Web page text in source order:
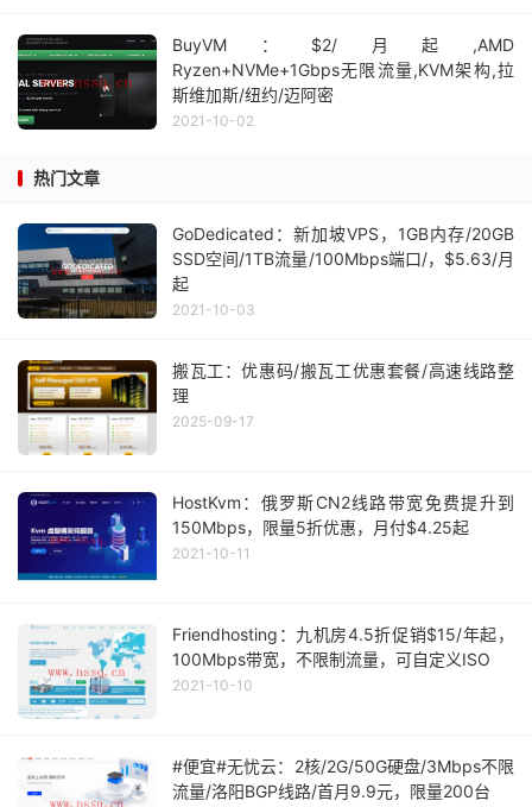
BuyVM：$2/月起,AMD
Ryzen+NVMe+1Gbps无限流量,KVM架构,拉
斯维加斯/纽约/迈阿密
2021-10-02
热门文章
GoDedicated：新加坡VPS，1GB内存/20GB
SSD空间/1TB流量/100Mbps端口/，$5.63/月
起
2021-10-03
搬瓦工：优惠码/搬瓦工优惠套餐/高速线路整
理
2025-09-17
HostKvm：俄罗斯CN2线路带宽免费提升到
150Mbps，限量5折优惠，月付$4.25起
2021-10-11
Friendhosting：九机房4.5折促销$15/年起，
100Mbps带宽，不限制流量，可自定义ISO
2021-10-10
#便宜#无忧云：2核/2G/50G硬盘/3Mbps不限
流量/洛阳BGP线路/首月9.9元，限量200台